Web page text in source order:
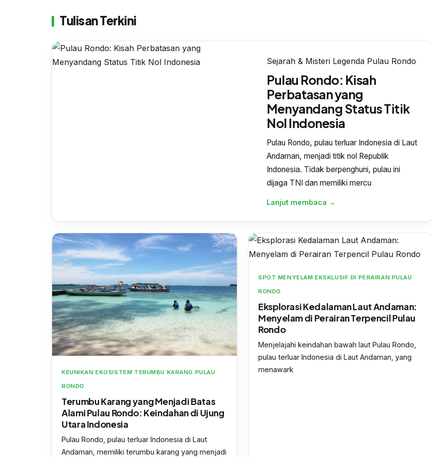
Tulisan Terkini
Sejarah & Misteri Legenda Pulau Rondo
Pulau Rondo: Kisah
Perbatasan yang
Menyandang Status Titik
Nol Indonesia
Pulau Rondo, pulau terluar Indonesia di Laut
Andaman, menjadi titik nol Republik
Indonesia. Tidak berpenghuni, pulau ini
dijaga TNI dan memiliki mercu
Lanjut membaca →
KEUNIKAN EKOSISTEM TERUMBU KARANG PULAU
RONDO
Terumbu Karang yang Menjadi Batas
Alami Pulau Rondo: Keindahan di Ujung
Utara Indonesia
Pulau Rondo, pulau terluar Indonesia di Laut
Andaman, memiliki terumbu karang yang menjadi
SPOT MENYELAM EKSKLUSIF DI PERAIRAN PULAU
RONDO
Eksplorasi Kedalaman Laut Andaman:
Menyelam di Perairan Terpencil Pulau
Rondo
Menjelajahi keindahan bawah laut Pulau Rondo,
pulau terluar Indonesia di Laut Andaman, yang
menawark